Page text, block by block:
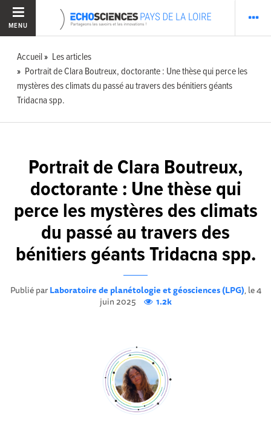
MENU
Accueil
Les articles
Portrait de Clara Boutreux, doctorante : Une thèse qui perce les
mystères des climats du passé au travers des bénitiers géants
Tridacna spp.
Portrait de Clara Boutreux,
doctorante : Une thèse qui
perce les mystères des climats
du passé au travers des
bénitiers géants Tridacna spp.
Publié parLaboratoire de planétologie et géosciences (LPG), le 4
juin 2025
1.2k